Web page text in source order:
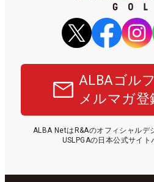
ALBAゴル
メルマガ登
ALBA NetはR&Aのオフィシャルデ
USLPGAの日本公式サイト